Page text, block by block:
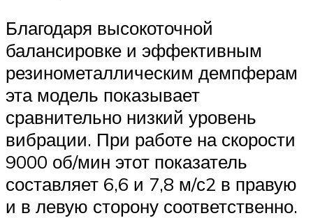
Благодаря высокоточной
балансировке и эффективным
резинометаллическим демпферам
эта модель показывает
сравнительно низкий уровень
вибрации. При работе на скорости
9000 об/мин этот показатель
составляет 6,6 и 7,8 м/с2 в правую
и в левую сторону соответственно.